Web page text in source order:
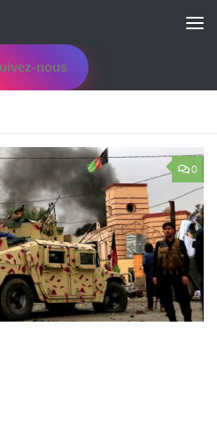
nous
0